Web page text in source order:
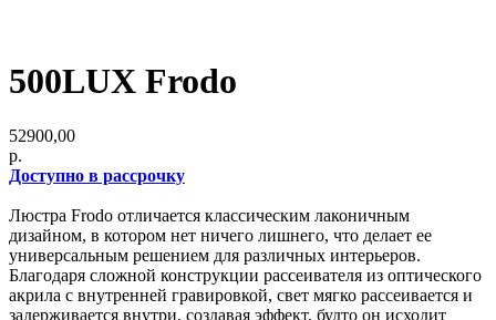
500LUX Frodo
52900,00
р.
Доступно в рассрочку
Люстра Frodo отличается классическим лаконичным
дизайном, в котором нет ничего лишнего, что делает ее
универсальным решением для различных интерьеров.
Благодаря сложной конструкции рассеивателя из оптического
акрила с внутренней гравировкой, свет мягко рассеивается и
задерживается внутри, создавая эффект, будто он исходит